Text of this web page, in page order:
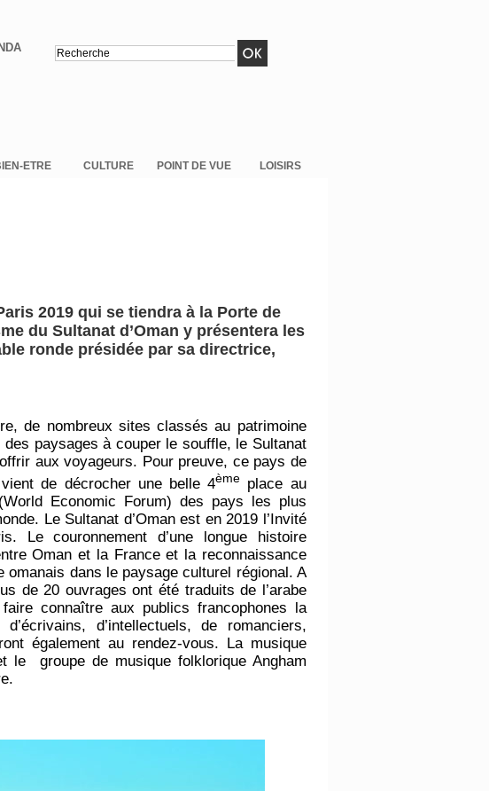
ETRE CULTURE POINT DE VUE LOISIRS
2019 qui se tiendra à la Porte de
du Sultanat d’Oman y présentera les
ronde présidée par sa directrice,
de nombreux sites classés au patrimoine
des paysages à couper le souffle, le Sultanat
aux voyageurs. Pour preuve, ce pays de
de décrocher une belle 4ème place au
Economic Forum) des pays les plus
Le Sultanat d’Oman est en 2019 l’Invité
Le couronnement d’une longue histoire
Oman et la France et la reconnaissance
omanais dans le paysage culturel régional. A
de 20 ouvrages ont été traduits de l’arabe
connaître aux publics francophones la
d’intellectuels, de romanciers,
également au rendez-vous. La musique
le groupe de musique folklorique Angham